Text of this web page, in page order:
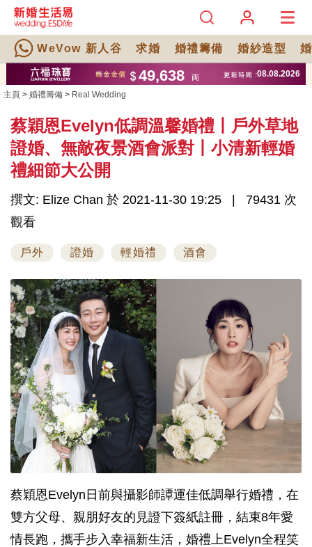
WeVow 新人谷 求婚 婚禮籌備 婚紗造型
主頁 > 婚禮籌備 > Real Wedding
蔡穎恩Evelyn低調溫馨婚禮丨戶外草地
證婚、無敵夜景酒會派對丨小清新輕婚
禮細節大公開
撰文: Elize Chan 於 2021-11-30 19:25
79431 次
觀看
戶外 證婚 輕婚禮 酒會
蔡穎恩Evelyn日前與攝影師譚運佳低調舉行婚禮，在
雙方父母、親朋好友的見證下簽紙註冊，結束8年愛
情長跑，攜手步入幸福新生活，婚禮上Evelyn全程笑